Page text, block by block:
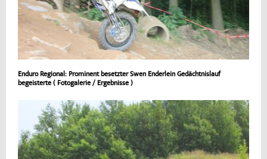
Enduro Regional: Prominent besetzter Swen Enderlein Gedächtnislauf
begeisterte ( Fotogalerie / Ergebnisse )